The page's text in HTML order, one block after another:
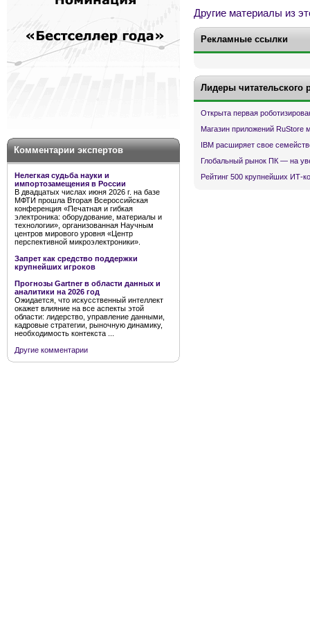
Комментарии экспертов
Нелегкая судьба науки и
импортозамещения в России
В двадцатых числах июня 2026 г. на базе
МФТИ прошла Вторая Всероссийская
конференция «Печатная и гибкая
электроника: оборудование, материалы и
технологии», организованная Научным
центров мирового уровня «Центр
перспективной микроэлектроники».
Запрет как средство поддержки
крупнейших игроков
Прогнозы Gartner в области данных и
аналитики на 2026 год
Ожидается, что искусственный интеллект
окажет влияние на все аспекты этой
области: лидерство, управление данными,
кадровые стратегии, рыночную динамику,
необходимость контекста ...
Другие комментарии
Другие материалы из
Рекламные ссылки
Лидеры читательского
Открыта первая
Магазин приложений RuStore
IBM расширяет свое
Глобальный рынок ПК — на
Рейтинг 500 крупнейших ИТ-